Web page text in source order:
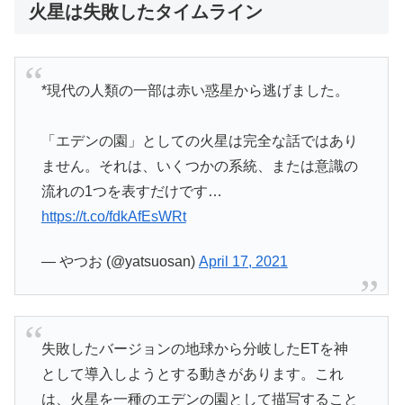
火星は失敗したタイムライン
*現代の人類の一部は赤い惑星から逃げました。
「エデンの園」としての火星は完全な話ではあり
ません。それは、いくつかの系統、または意識の
流れの1つを表すだけです…
https://t.co/fdkAfEsWRt
— やつお (@yatsuosan) April 17, 2021
失敗したバージョンの地球から分岐したETを神
として導入しようとする動きがあります。これ
は、火星を一種のエデンの園として描写すること